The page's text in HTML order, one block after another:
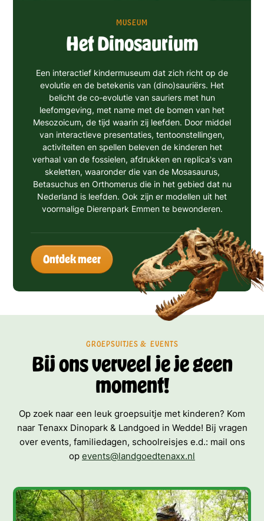
MUSEUM
Het Dinosaurium
Een interactief kindermuseum dat zich richt op de
evolutie en de betekenis van (dino)sauriërs. Het
belicht de co-evolutie van sauriers met hun
leefomgeving, met name met de bomen van het
Mesozoicum, de tijd waarin zij leefden. Door middel
van interactieve presentaties, tentoonstellingen,
activiteiten en spellen beleven de kinderen het
verhaal van de fossielen, afdrukken en replica's van
skeletten, waaronder die van de Mosasaurus,
Betasuchus en Orthomerus die in het gebied dat nu
Nederland is leefden. Ook zijn er modellen uit het
voormalige Dierenpark Emmen te bewonderen.
Ontdek meer
GROEPSUITJES & EVENTS
Bij ons verveel je je geen
moment!
Op zoek naar een leuk groepsuitje met kinderen? Kom
naar Tenaxx Dinopark & Landgoed in Wedde! Bij vragen
over events, familiedagen, schoolreisjes e.d.: mail ons
op events@landgoedtenaxx.nl